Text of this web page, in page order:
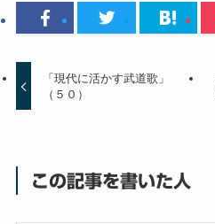
「現代に活かす武道歌」
（５０）
この記事を書いた人